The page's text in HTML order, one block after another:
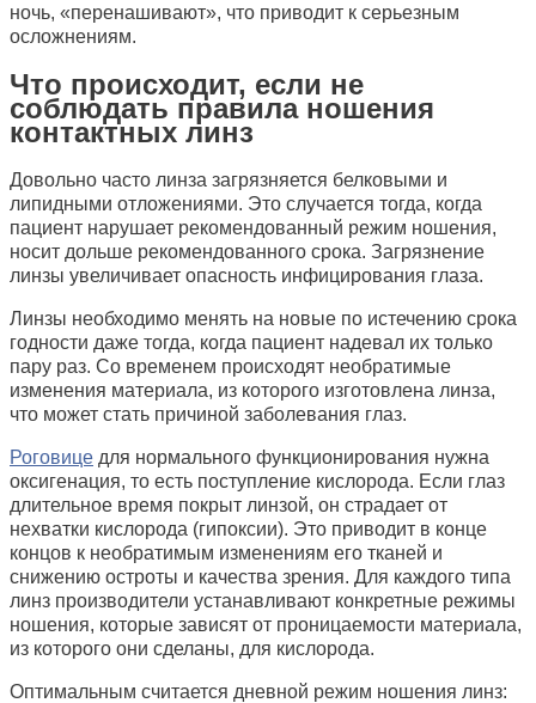
ночь, «перенашивают», что приводит к серьезным
осложнениям.
Что происходит, если не
соблюдать правила ношения
контактных линз
Довольно часто линза загрязняется белковыми и
липидными отложениями. Это случается тогда, когда
пациент нарушает рекомендованный режим ношения,
носит дольше рекомендованного срока. Загрязнение
линзы увеличивает опасность инфицирования глаза.
Линзы необходимо менять на новые по истечению срока
годности даже тогда, когда пациент надевал их только
пару раз. Со временем происходят необратимые
изменения материала, из которого изготовлена линза,
что может стать причиной заболевания глаз.
Роговице для нормального функционирования нужна
оксигенация, то есть поступление кислорода. Если глаз
длительное время покрыт линзой, он страдает от
нехватки кислорода (гипоксии). Это приводит в конце
концов к необратимым изменениям его тканей и
снижению остроты и качества зрения. Для каждого типа
линз производители устанавливают конкретные режимы
ношения, которые зависят от проницаемости материала,
из которого они сделаны, для кислорода.
Оптимальным считается дневной режим ношения линз: